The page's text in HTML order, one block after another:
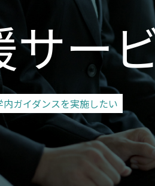
サー
内ガイダンスを実施したい